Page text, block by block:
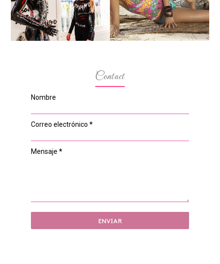
CASA ROSA DE OVIEDO
Contact
Nombre
Correo electrónico *
Mensaje *